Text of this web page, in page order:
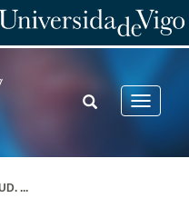
Toggle
TOGGLE
SEARCH
...